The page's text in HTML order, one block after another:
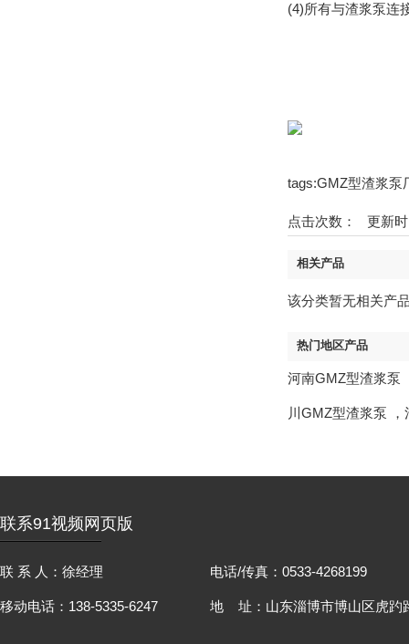
(4)所有与渣浆泵连
tags:GMZ型渣浆泵
点击次数： 更新
相关产品
该分类暂无相关产
热门地区产品
河南GMZ型渣浆泵
川GMZ型渣浆泵 ，
联系91视频网页版
联 系 人：徐经理
移动电话：138-5335-6247
电话/传真：0533-4268199
地 址：山东淄博市博山区虎趵